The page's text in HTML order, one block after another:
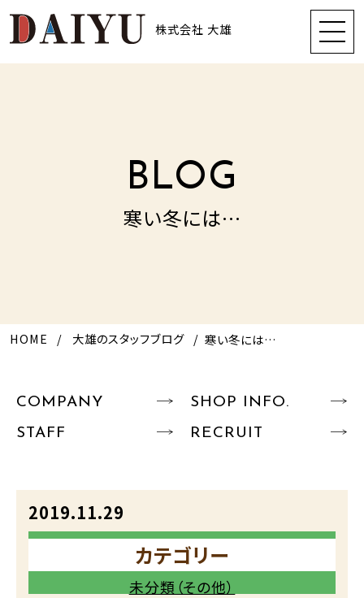
株式会社 大雄
BLOG
寒い冬には…
HOME 大雄のスタッフブログ 寒い冬には…
COMPANY
SHOP INFO.
STAFF
RECRUIT
2019.11.29
カテゴリー
未分類（その他）